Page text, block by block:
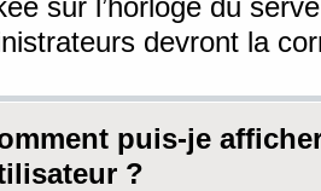
sur l’horloge du
devront la
puis-je
?